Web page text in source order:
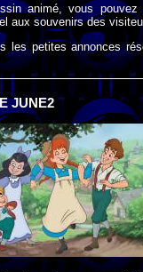
animé, vous
aux souvenirs des
les petites annonces
JUNE2